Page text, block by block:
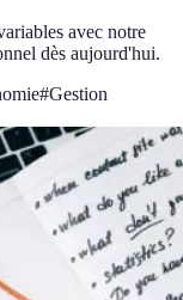
avec notre
dès aujourd'hui.
#Gestion